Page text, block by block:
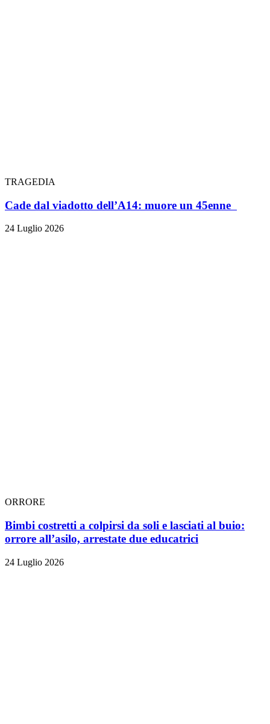
TRAGEDIA
Cade dal viadotto dell’A14: muore un 45enne
24 Luglio 2026
ORRORE
Bimbi costretti a colpirsi da soli e lasciati al buio:
orrore all’asilo, arrestate due educatrici
24 Luglio 2026